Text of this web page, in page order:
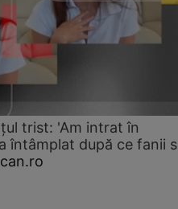
trist: 'Am intrat în
întâmplat după ce fanii